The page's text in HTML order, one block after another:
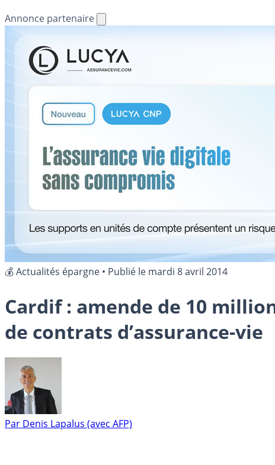
Annonce partenaire
💰 Actualités épargne • Publié le mardi 8 avril 2014
Cardif : amende de 10
de contrats d’assurance-vie
Par Denis Lapalus (avec AFP)